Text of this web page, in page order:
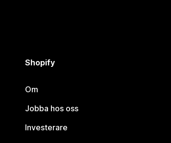
Shopify
Om
Jobba hos oss
Investerare